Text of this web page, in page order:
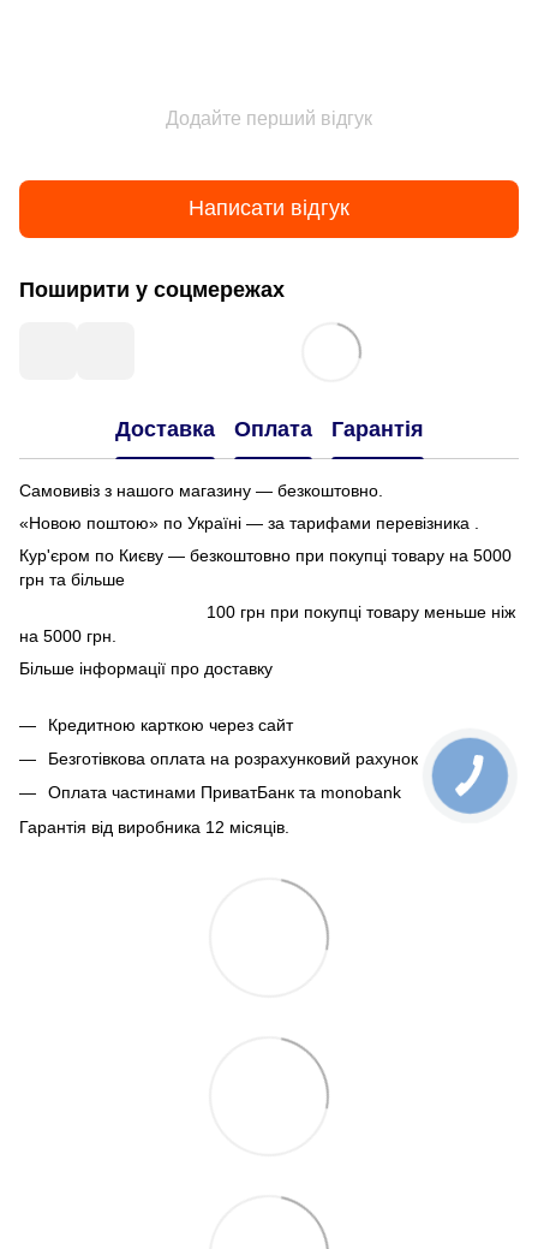
Додайте перший відгук
Написати відгук
Поширити у соцмережах
Доставка Оплата Гарантія
Самовивіз з нашого магазину — безкоштовно.
«Новою поштою» по Україні — за тарифами перевізника .
Кур'єром по Києву — безкоштовно при покупці товару на 5000
грн та більше
100 грн при покупці товару меньше ніж
на 5000 грн.
Більше інформації про доставку
Кредитною карткою через сайт
Безготівкова оплата на розрахунковий рахунок
Оплата частинами ПриватБанк та monobank
Гарантія від виробника 12 місяців.